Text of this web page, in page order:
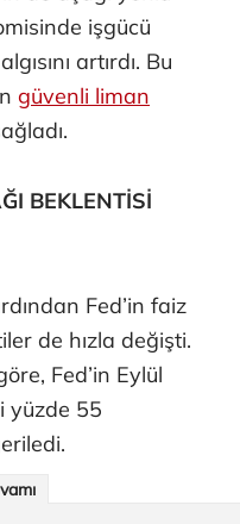
işgücü
artırdı. Bu
güvenli liman
BEKLENTİSİ
Fed’in faiz
de hızla değişti.
Fed’in Eylül
yüzde 55